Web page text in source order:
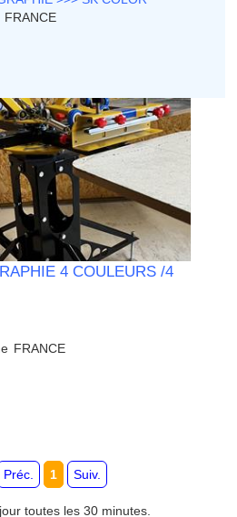
FRANCE
4 COULEURS /4
FRANCE
Préc. 1 Suiv.
toutes les 30 minutes.